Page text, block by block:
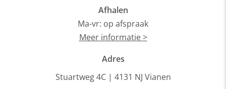
Afhalen
Ma-vr: op afspraak
Meer informatie >
Adres
Stuartweg 4C | 4131 NJ Vianen